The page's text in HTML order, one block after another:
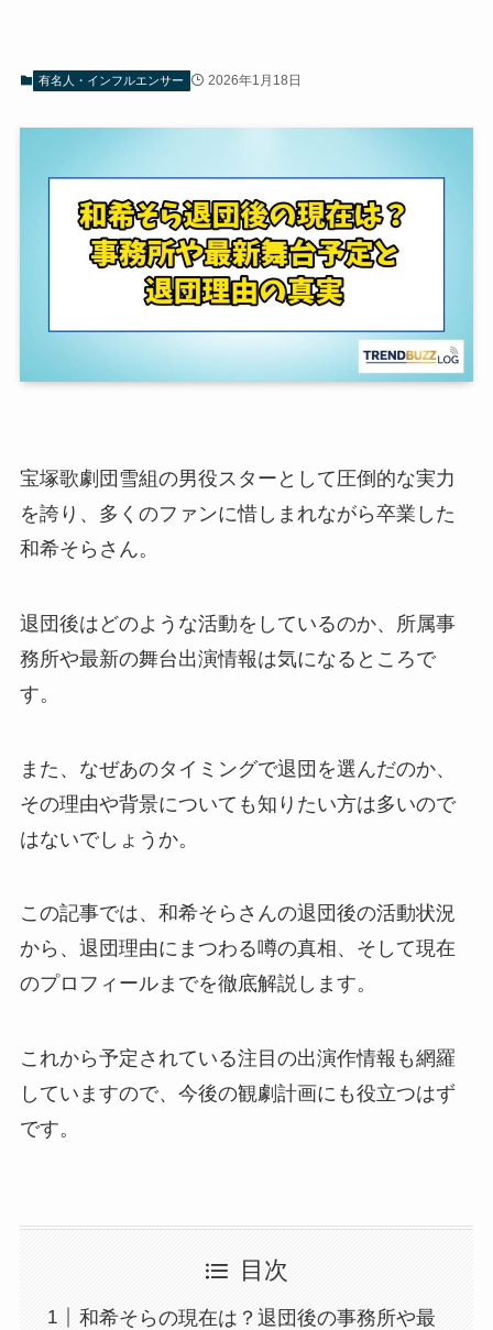
有名人・インフルエンサー 2026年1月18日
宝塚歌劇団雪組の男役スターとして圧倒的な実力
を誇り、多くのファンに惜しまれながら卒業した
和希そらさん。
退団後はどのような活動をしているのか、所属事
務所や最新の舞台出演情報は気になるところで
す。
また、なぜあのタイミングで退団を選んだのか、
その理由や背景についても知りたい方は多いので
はないでしょうか。
この記事では、和希そらさんの退団後の活動状況
から、退団理由にまつわる噂の真相、そして現在
のプロフィールまでを徹底解説します。
これから予定されている注目の出演作情報も網羅
していますので、今後の観劇計画にも役立つはず
です。
目次
和希そらの現在は？退団後の事務所や最